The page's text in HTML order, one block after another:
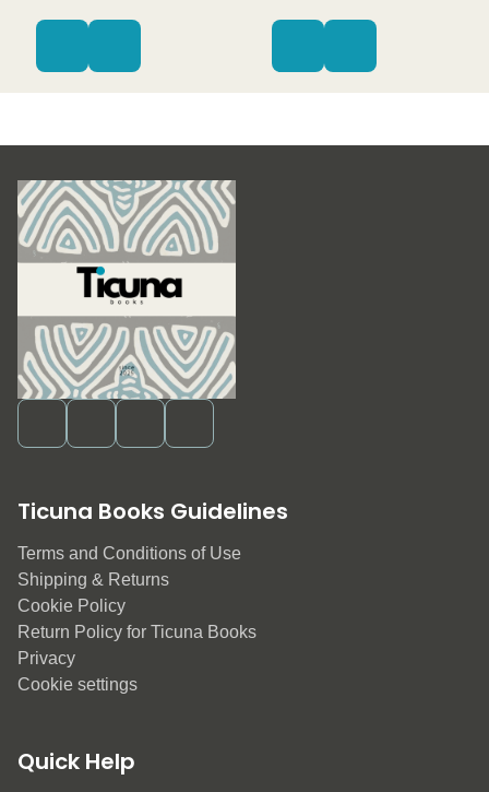
Ticuna Books Guidelines
Terms and Conditions of Use
Shipping & Returns
Cookie Policy
Return Policy for Ticuna Books
Privacy
Cookie settings
Quick Help